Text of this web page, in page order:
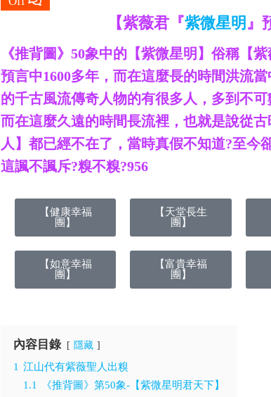
【紫薇君『紫微星明 』
《推背圖》50象中的【紫微星明】俗稱【
預言中1600多年，而在這麼長的時間洪流
的千古風流傳奇人物的有很多人，多到不
而在這麼久遠的時間長流裡，也就是說從
人】都已經不在了，當時真假不知道?至今
這諷不諷斥?糗不糗?956
【健康幸福
團】
【如意幸福
團】
【天堂長生
團】
【富貴幸福
團】
內容目錄 隱藏
1 江山代有紫薇聖人出糗
1.1
《推背圖》第50象-【紫微星明君天下】